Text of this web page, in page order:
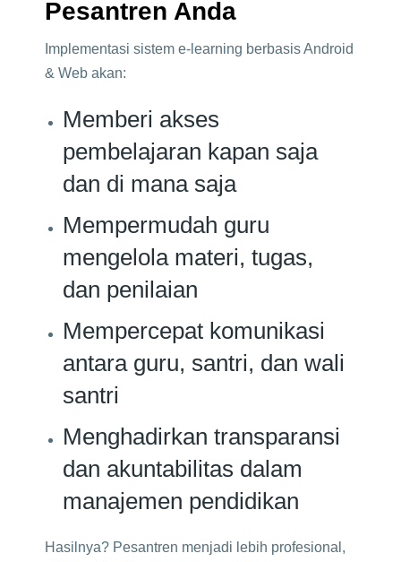
Pesantren Anda
Implementasi sistem e-learning berbasis Android
& Web akan:
Memberi akses
pembelajaran kapan saja
dan di mana saja
Mempermudah guru
mengelola materi, tugas,
dan penilaian
Mempercepat komunikasi
antara guru, santri, dan wali
santri
Menghadirkan transparansi
dan akuntabilitas dalam
manajemen pendidikan
Hasilnya? Pesantren menjadi lebih profesional,